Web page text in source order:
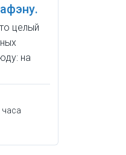
целый
на
часа